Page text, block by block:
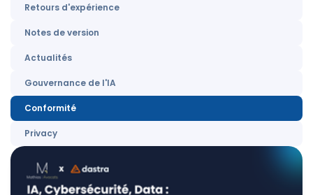
Retours d'expérience
Notes de version
Actualités
Gouvernance de l'IA
Conformité
Privacy